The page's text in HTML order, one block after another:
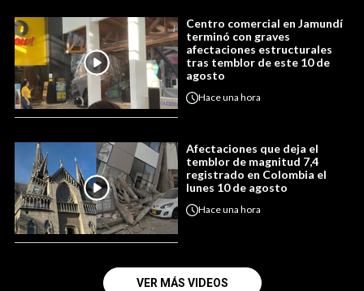
Centro comercial en Jamundí
terminó con graves
afectaciones estructurales
tras temblor de este 10 de
agosto
Haceuna hora
Afectaciones que deja el
temblor de magnitud 7,4
registrado en Colombia el
lunes 10 de agosto
Haceuna hora
VER MÁS VIDEOS